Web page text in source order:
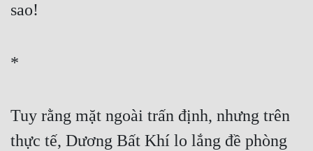
sao!
*
Tuy rằng mặt ngoài trấn định, nhưng trên
thực tế, Dương Bất Khí lo lắng đề phòng